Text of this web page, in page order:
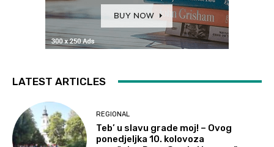
LATEST ARTICLES
REGIONAL
Teb’ u slavu grade moj! – Ovog
ponedjeljka 10. kolovoza